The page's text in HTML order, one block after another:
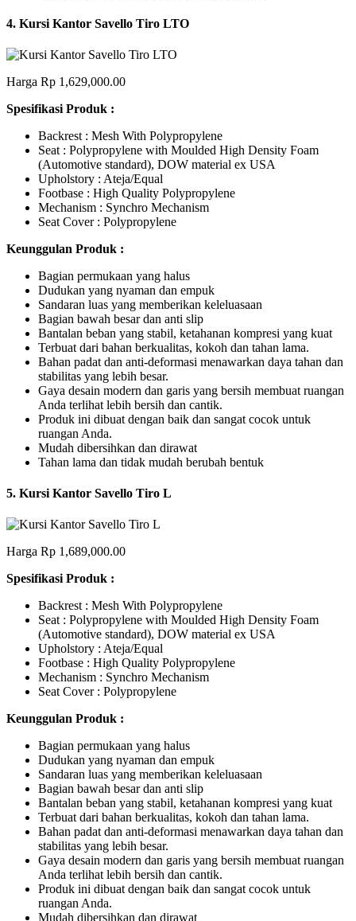
4. Kursi Kantor Savello Tiro LTO
Harga Rp 1,629,000.00
Spesifikasi Produk :
Backrest : Mesh With Polypropylene
Seat : Polypropylene with Moulded High Density Foam
(Automotive standard), DOW material ex USA
Upholstory : Ateja/Equal
Footbase : High Quality Polypropylene
Mechanism : Synchro Mechanism
Seat Cover : Polypropylene
Keunggulan Produk :
Bagian permukaan yang halus
Dudukan yang nyaman dan empuk
Sandaran luas yang memberikan keleluasaan
Bagian bawah besar dan anti slip
Bantalan beban yang stabil, ketahanan kompresi yang kuat
Terbuat dari bahan berkualitas, kokoh dan tahan lama.
Bahan padat dan anti-deformasi menawarkan daya tahan dan
stabilitas yang lebih besar.
Gaya desain modern dan garis yang bersih membuat ruangan
Anda terlihat lebih bersih dan cantik.
Produk ini dibuat dengan baik dan sangat cocok untuk
ruangan Anda.
Mudah dibersihkan dan dirawat
Tahan lama dan tidak mudah berubah bentuk
5. Kursi Kantor Savello Tiro L
Harga Rp 1,689,000.00
Spesifikasi Produk :
Backrest : Mesh With Polypropylene
Seat : Polypropylene with Moulded High Density Foam
(Automotive standard), DOW material ex USA
Upholstory : Ateja/Equal
Footbase : High Quality Polypropylene
Mechanism : Synchro Mechanism
Seat Cover : Polypropylene
Keunggulan Produk :
Bagian permukaan yang halus
Dudukan yang nyaman dan empuk
Sandaran luas yang memberikan keleluasaan
Bagian bawah besar dan anti slip
Bantalan beban yang stabil, ketahanan kompresi yang kuat
Terbuat dari bahan berkualitas, kokoh dan tahan lama.
Bahan padat dan anti-deformasi menawarkan daya tahan dan
stabilitas yang lebih besar.
Gaya desain modern dan garis yang bersih membuat ruangan
Anda terlihat lebih bersih dan cantik.
Produk ini dibuat dengan baik dan sangat cocok untuk
ruangan Anda.
Mudah dibersihkan dan dirawat